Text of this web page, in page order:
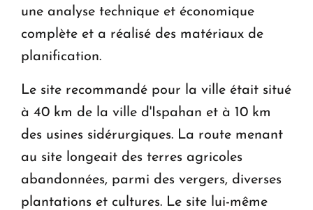
une analyse technique et économique
complète et a réalisé des matériaux de
planification.
Le site recommandé pour la ville était situé
à 40 km de la ville d'Ispahan et à 10 km
des usines sidérurgiques. La route menant
au site longeait des terres agricoles
abandonnées, parmi des vergers, diverses
plantations et cultures. Le site lui-même